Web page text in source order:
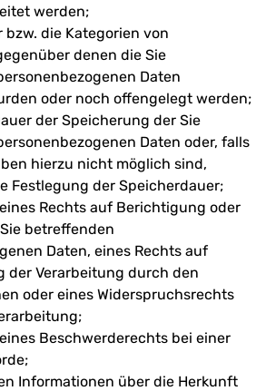
werden;
bzw. die Kategorien von
denen die Sie
Daten
oder noch offengelegt werden;
der Speicherung der Sie
Daten oder, falls
hierzu nicht möglich sind,
Festlegung der Speicherdauer;
Rechts auf Berichtigung oder
betreffenden
Daten, eines Rechts auf
der Verarbeitung durch den
oder eines Widerspruchsrechts
Beschwerderechts bei einer
Informationen über die Herkunft